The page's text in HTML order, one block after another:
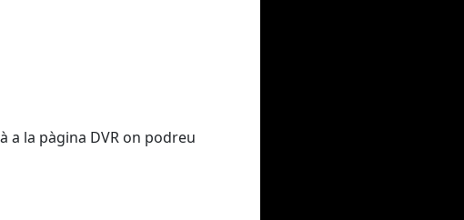
a la pàgina DVR on podreu